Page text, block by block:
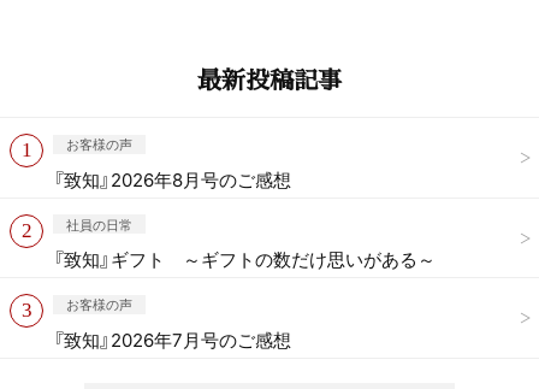
最新投稿記事
お客様の声
『致知』2026年8月号のご感想
社員の日常
『致知』ギフト ～ギフトの数だけ思いがある～
お客様の声
『致知』2026年7月号のご感想